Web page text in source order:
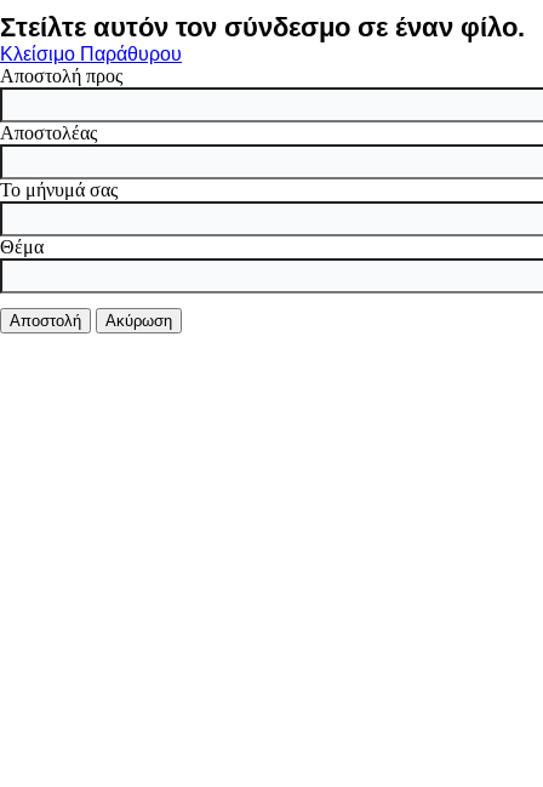
Στείλτε αυτόν τον σύνδεσμο σε έναν φίλο.
Κλείσιμο Παράθυρου
Αποστολή προς
Αποστολέας
Το μήνυμά σας
Θέμα
Αποστολή Ακύρωση